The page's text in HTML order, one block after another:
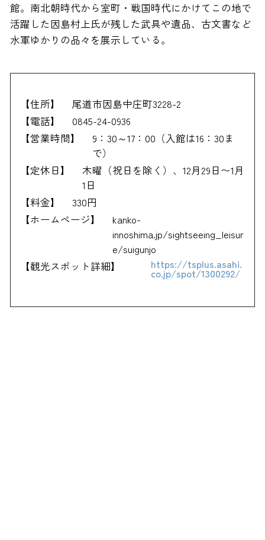
館。南北朝時代から室町・戦国時代にかけてこの地で
活躍した因島村上氏が残した武具や遺品、古文書など
水軍ゆかりの品々を展示している。
【住所】
尾道市因島中庄町3228-2
【電話】
0845-24-0936
【営業時間】
9：30～17：00（入館は16：30ま
で）
【定休日】
木曜（祝日を除く）、12月29日〜1月
1日
【料金】
330円
【ホームページ】
kanko-
innoshima.jp/sightseeing_leisur
e/suigunjo
【観光スポット詳細】
https://tsplus.asahi.
co.jp/spot/1300292/